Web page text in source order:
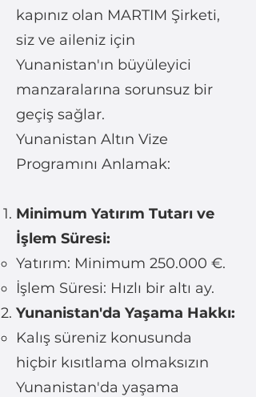
kapınız olan MARTIM Şirketi,
siz ve aileniz için
Yunanistan'ın büyüleyici
manzaralarına sorunsuz bir
geçiş sağlar.
Yunanistan Altın Vize
Programını Anlamak:
Minimum Yatırım Tutarı ve
İşlem Süresi:
Yatırım: Minimum 250.000 €.
İşlem Süresi: Hızlı bir altı ay.
Yunanistan'da Yaşama Hakkı:
Kalış süreniz konusunda
hiçbir kısıtlama olmaksızın
Yunanistan'da yaşama